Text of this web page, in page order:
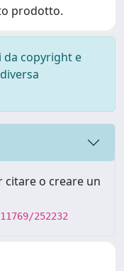
prodotto.
da copyright e
citare o creare un
252232